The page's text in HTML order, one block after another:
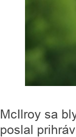
McIlroy sa
poslal